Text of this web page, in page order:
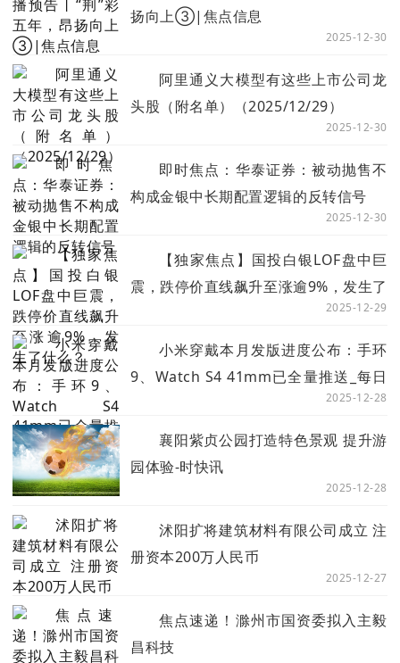
扬向上③|焦点信息
2025-12-30
阿里通义大模型有这些上市公司龙
头股（附名单）（2025/12/29）
2025-12-30
即时焦点：华泰证券：被动抛售不
构成金银中长期配置逻辑的反转信号
2025-12-30
【独家焦点】国投白银LOF盘中巨
震，跌停价直线飙升至涨逾9%，发生了
2025-12-29
小米穿戴本月发版进度公布：手环
9、Watch S4 41mm已全量推送_每日
2025-12-28
襄阳紫贞公园打造特色景观 提升游
园体验-时快讯
2025-12-28
沭阳扩将建筑材料有限公司成立 注
册资本200万人民币
2025-12-27
焦点速递！滁州市国资委拟入主毅
昌科技